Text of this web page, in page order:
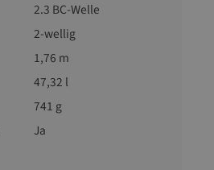
2.3 BC-Welle
2-wellig
1,76 m
47,32 l
741 g
Ja